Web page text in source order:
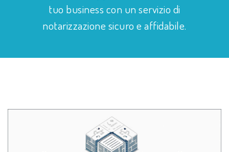
tuo business con un servizio di
notarizzazione sicuro e affidabile.